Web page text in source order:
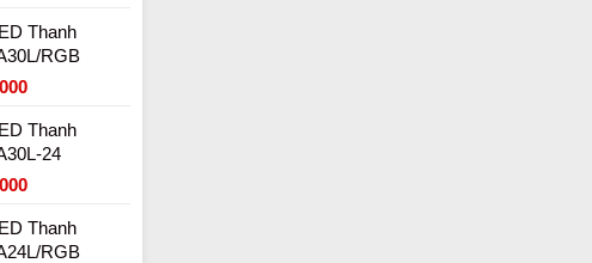
Thanh
RGB
Thanh
24
Thanh
RGB